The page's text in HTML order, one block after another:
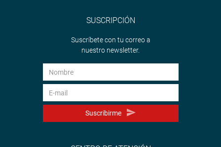
SUSCRIPCIÓN
Suscríbete con tu correo a
nuestro newsletter.
Suscribirme